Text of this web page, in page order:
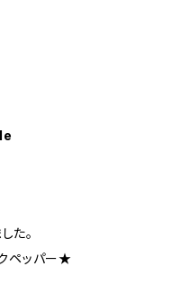
た。
ペッパー★